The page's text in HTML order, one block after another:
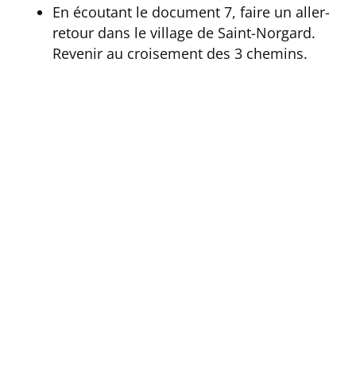
En écoutant le document 7, faire un aller-
retour dans le village de Saint-Norgard.
Revenir au croisement des 3 chemins.